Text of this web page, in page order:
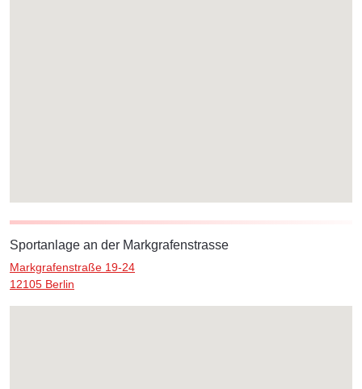
Sportanlage an der Markgrafenstrasse
Markgrafenstraße 19-24
12105 Berlin